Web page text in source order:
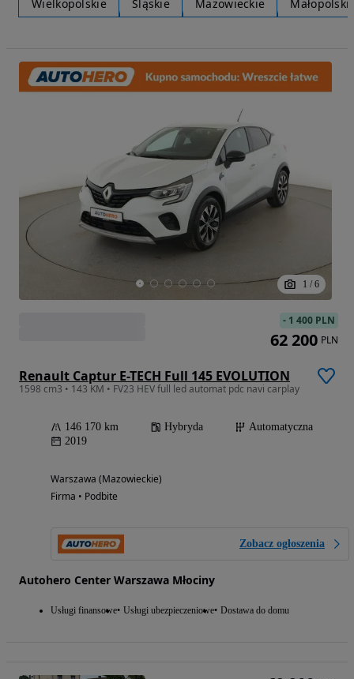
Wielkopolskie Śląskie Mazowieckie
1 / 6
Renault Captur E-TECH Full 145 EVOLUTION
1598 cm3 • 143 KM • FV23 HEV full led automat pdc navi carplay
146 170 km Hybryda
Automatyczna
2019
Warszawa (Mazowieckie)
Firma • Podbite
Zobacz ogłoszenia
Autohero Center Warszawa Młociny
Usługi finansowe Usługi ubezpieczeniowe Dostawa do domu
- 1 400 PLN
62 200 PLN